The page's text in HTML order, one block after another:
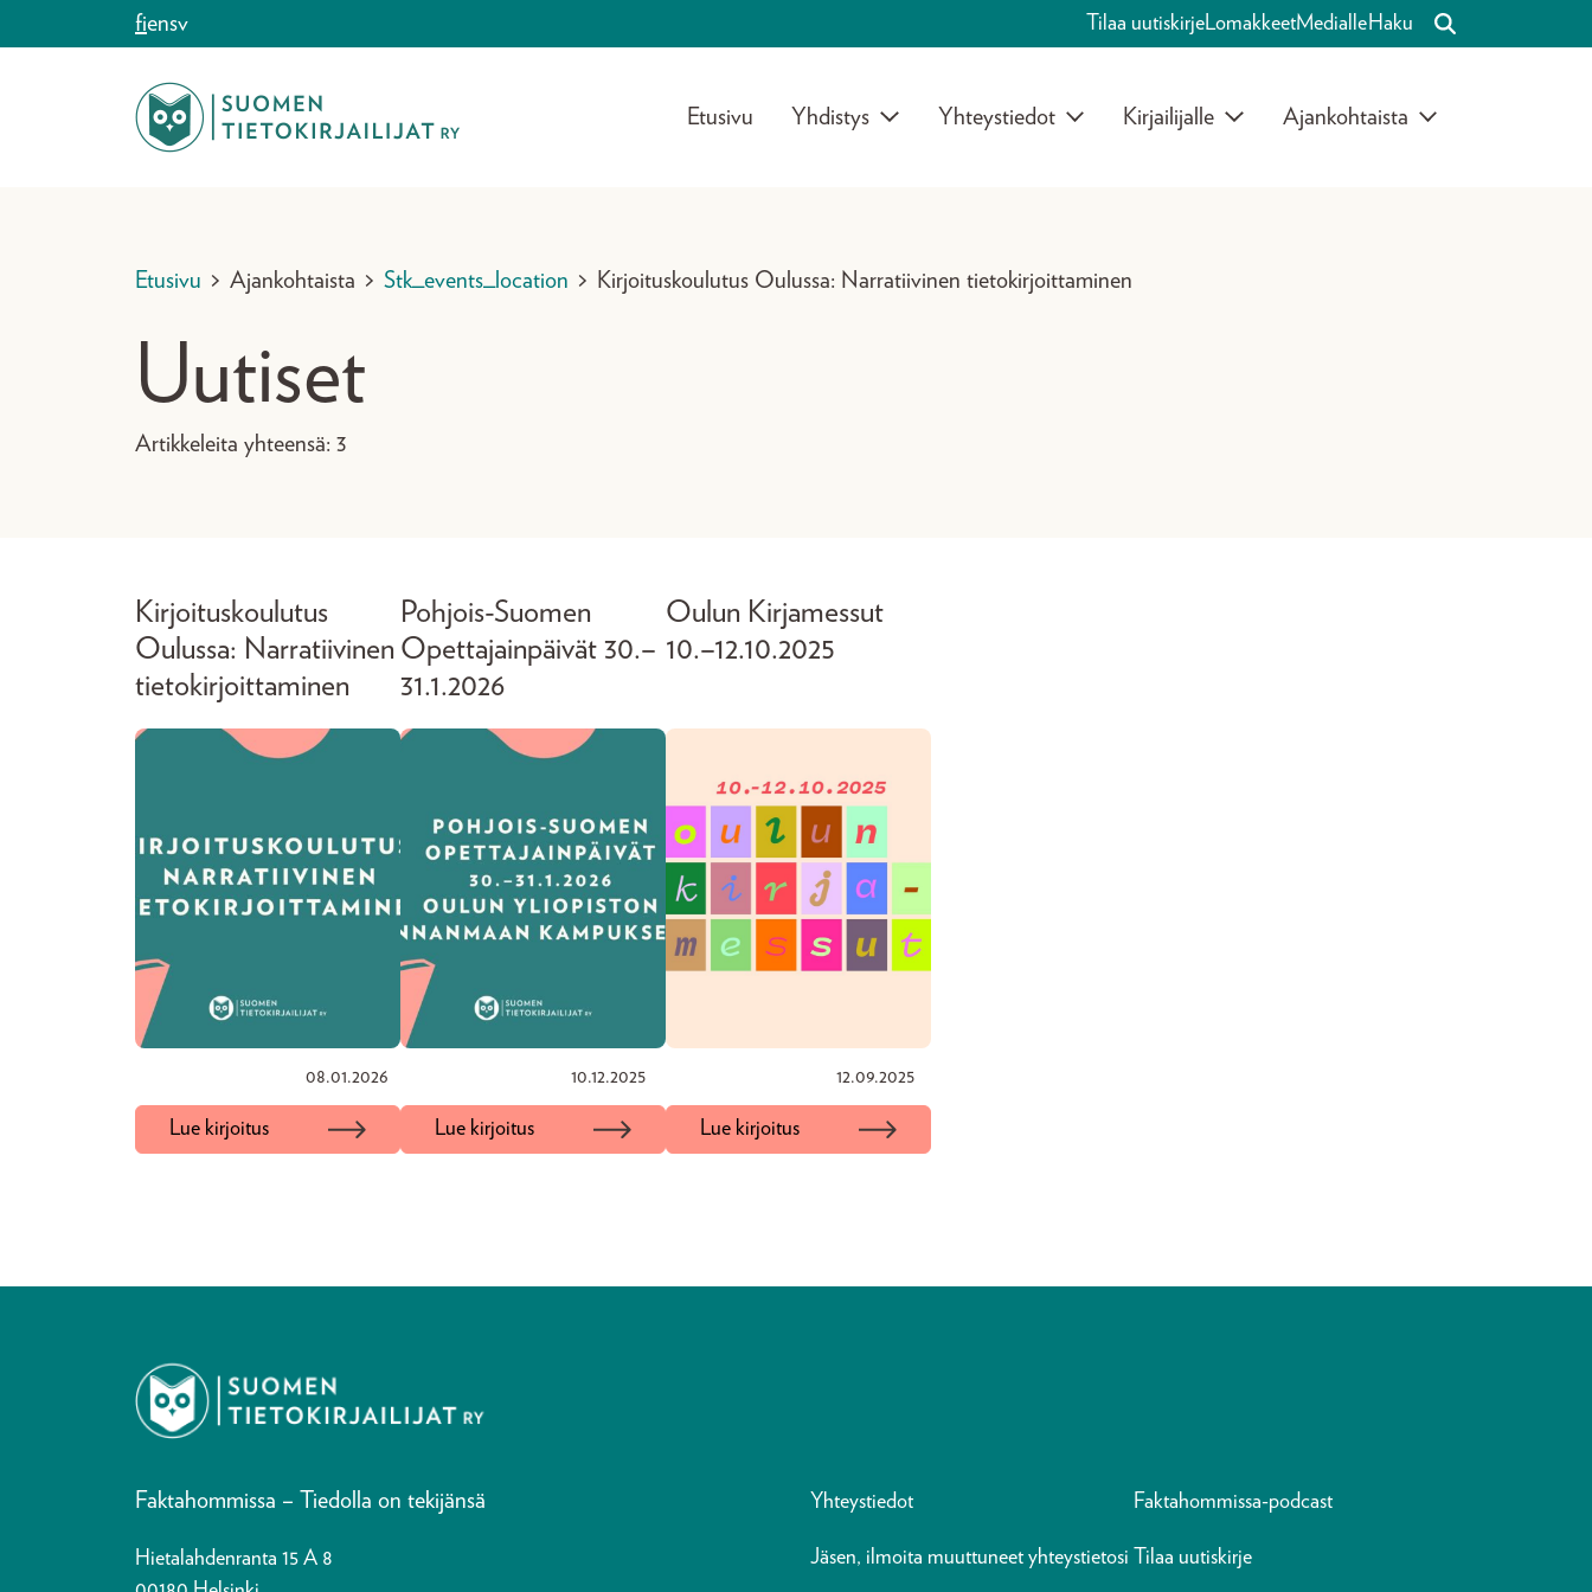
fiensv Tilaa uutiskirjeLomakkeetMedialleHaku
Etusivu Yhdistys Yhteystiedot Kirjailijalle Ajankohtaista
Etusivu > Ajankohtaista > Stk_events_location > Kirjoituskoulutus Oulussa: Narratiivinen tietokirjoittaminen
Uutiset
Artikkeleita yhteensä: 3
Kirjoituskoulutus
Oulussa: Narratiivinen
tietokirjoittaminen
08.01.2026
Lue kirjoitus
Pohjois-Suomen
Opettajainpäivät 30.–
31.1.2026
10.12.2025
Lue kirjoitus
Oulun Kirjamessut
10.–12.10.2025
12.09.2025
Lue kirjoitus
Faktahommissa – Tiedolla on tekijänsä
Hietalahdenranta 15 A 8
Yhteystiedot Faktahommissa-podcast
Jäsen, ilmoita muuttuneet yhteystietosi Tilaa uutiskirje